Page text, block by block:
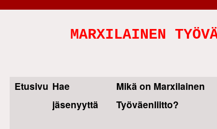
MARXILAINEN
Skip
Etusivu Hae
jäsenyyttä
Mikä on Marxilainen
Työväenliitto?